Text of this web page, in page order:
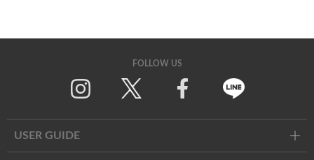
FOLLOW US
USER GUIDE